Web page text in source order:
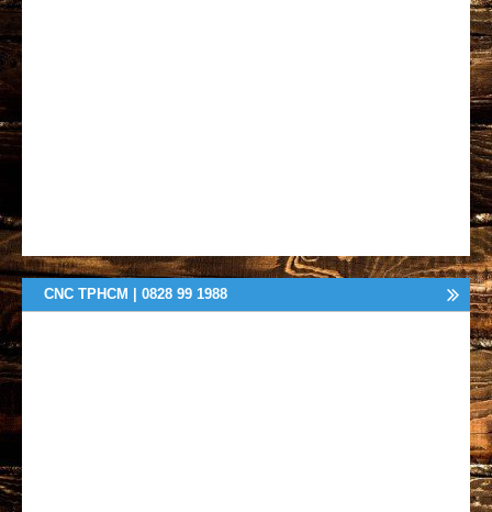
CNC TPHCM | 0828 99 1988